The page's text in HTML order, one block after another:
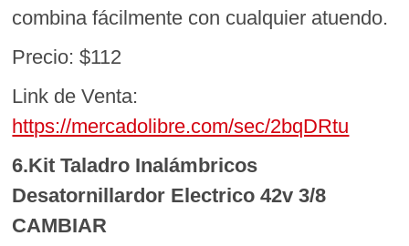
combina fácilmente con cualquier atuendo.
Precio: $112
Link de Venta:
https://mercadolibre.com/sec/2bqDRtu
6.Kit Taladro Inalámbricos
Desatornillardor Electrico 42v 3/8
CAMBIAR